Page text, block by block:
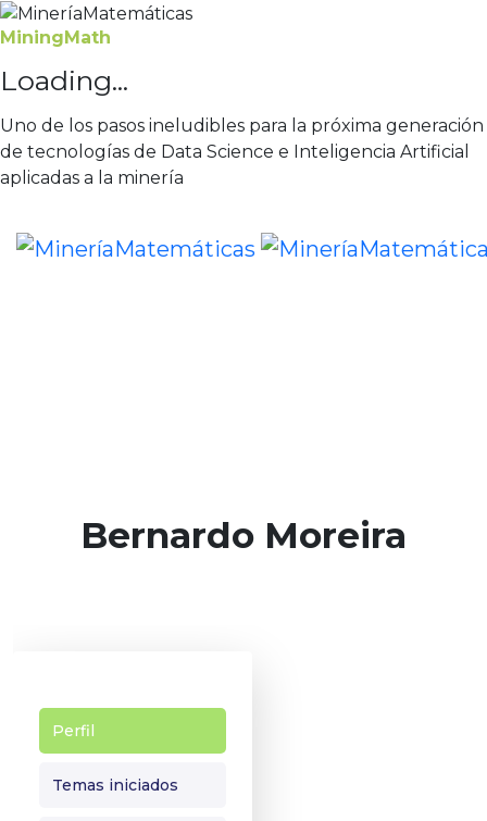
MiningMath
Loading...
Uno de los pasos ineludibles para la próxima generación
de tecnologías de Data Science e Inteligencia Artificial
aplicadas a la minería
Bernardo Moreira
Perfil
Temas iniciados